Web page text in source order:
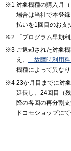
対象機種の購入月
場合は当社で本登
払いを1回目のお支
「プログラム早期
ご返却された対象
え、
「故障時利用料
機種によって異なり
23か月目までに対
延長し、24回目（
降の各回の再分割
ドコモショップに